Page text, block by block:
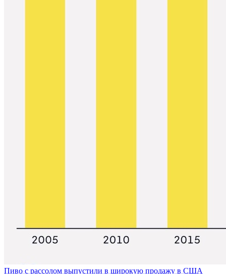
Пиво с рассолом выпустили в широкую продажу в США